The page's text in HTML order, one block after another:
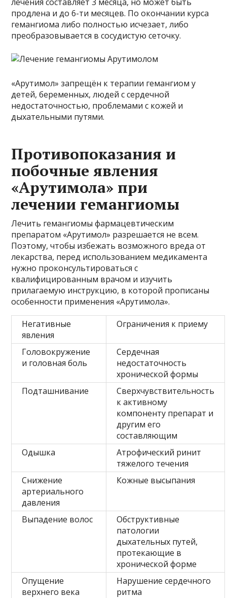
продлена и до 6-ти месяцев. По окончании курса
гемангиома либо полностью исчезает, либо
преобразовывается в сосудистую сеточку.
«Арутимол» запрещён к терапии гемангиом у
детей, беременных, людей с сердечной
недостаточностью, проблемами с кожей и
дыхательными путями.
Противопоказания и
побочные явления
«Арутимола» при
лечении гемангиомы
Лечить гемангиомы фармацевтическим
препаратом «Арутимол» разрешается не всем.
Поэтому, чтобы избежать возможного вреда от
лекарства, перед использованием медикамента
нужно проконсультироваться с
квалифицированным врачом и изучить
прилагаемую инструкцию, в которой прописаны
особенности применения «Арутимола».
Негативные
явления
Ограничения к приему
Головокружение
и головная боль
Сердечная
недостаточность
хронической формы
Подташнивание
Сверхчувствительность
к активному
компоненту препарат и
другим его
составляющим
Одышка
Атрофический ринит
тяжелого течения
Снижение
артериального
давления
Кожные высыпания
Выпадение волос
Обструктивные
патологии
дыхательных путей,
протекающие в
хронической форме
Опущение
верхнего века
Нарушение сердечного
ритма